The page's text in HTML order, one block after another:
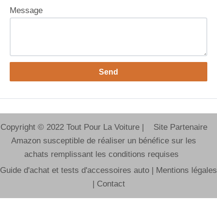
Message
Copyright © 2022 Tout Pour La Voiture | Site Partenaire
Amazon susceptible de réaliser un bénéfice sur les
achats remplissant les conditions requises
Guide d'achat et tests d'accessoires auto | Mentions légales
| Contact